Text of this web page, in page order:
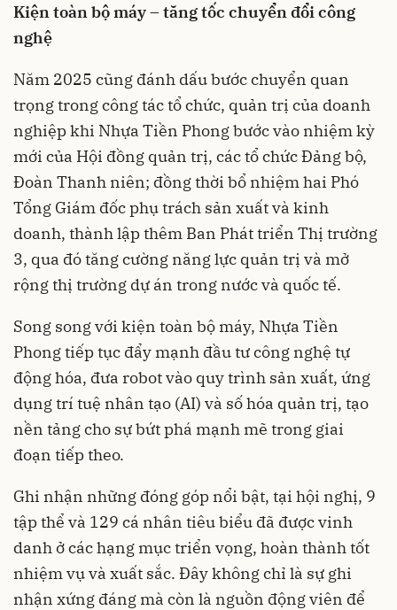
Kiện toàn bộ máy – tăng tốc chuyển đổi công
nghệ
Năm 2025 cũng đánh dấu bước chuyển quan
trọng trong công tác tổ chức, quản trị của doanh
nghiệp khi Nhựa Tiền Phong bước vào nhiệm kỳ
mới của Hội đồng quản trị, các tổ chức Đảng bộ,
Đoàn Thanh niên; đồng thời bổ nhiệm hai Phó
Tổng Giám đốc phụ trách sản xuất và kinh
doanh, thành lập thêm Ban Phát triển Thị trường
3, qua đó tăng cường năng lực quản trị và mở
rộng thị trường dự án trong nước và quốc tế.
Song song với kiện toàn bộ máy, Nhựa Tiền
Phong tiếp tục đẩy mạnh đầu tư công nghệ tự
động hóa, đưa robot vào quy trình sản xuất, ứng
dụng trí tuệ nhân tạo (AI) và số hóa quản trị, tạo
nền tảng cho sự bứt phá mạnh mẽ trong giai
đoạn tiếp theo.
Ghi nhận những đóng góp nổi bật, tại hội nghị, 9
tập thể và 129 cá nhân tiêu biểu đã được vinh
danh ở các hạng mục triển vọng, hoàn thành tốt
nhiệm vụ và xuất sắc. Đây không chỉ là sự ghi
nhận xứng đáng mà còn là nguồn động viên để